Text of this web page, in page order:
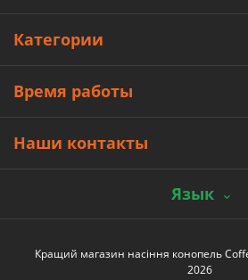
Категории
Время работы
Наши контакты
Язык
Кращий магазин насіння конопель
2026